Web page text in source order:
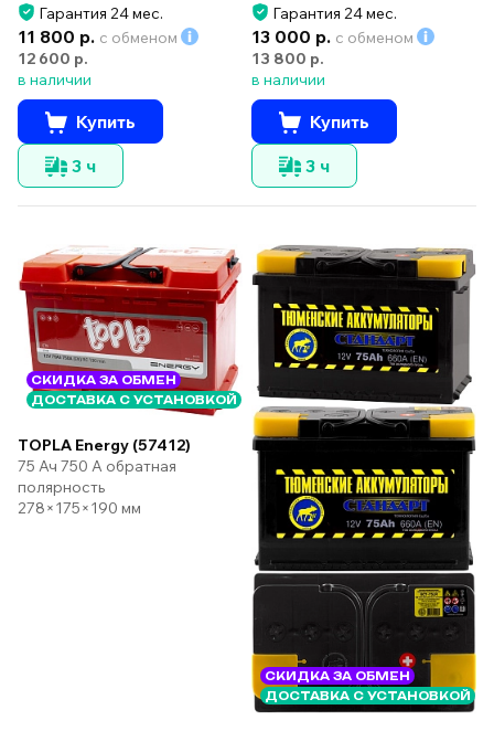
Гарантия 24 мес.
11 800 р. с обменом
12 600 р.
в наличии
Купить
3 ч
Гарантия 24 мес.
13 000 р. с обменом
13 800 р.
в наличии
Купить
3 ч
СКИДКА ЗА ОБМЕН
ДОСТАВКА С УСТАНОВКОЙ
TOPLA Energy (57412)
75 Ач 750 А обратная
полярность
278×175×190 мм
СКИДКА ЗА ОБМЕН
ДОСТАВКА С УСТАНОВКОЙ